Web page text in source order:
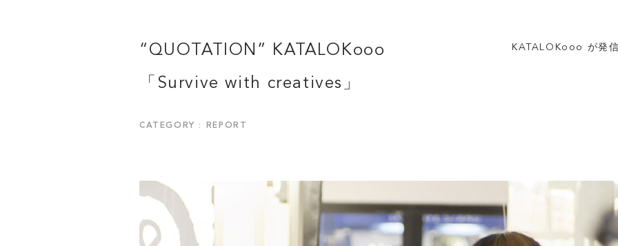
“QUOTATION” KATALOKooo
「Survive with creatives」
CATEGORY : REPORT
KATALOKooo が発